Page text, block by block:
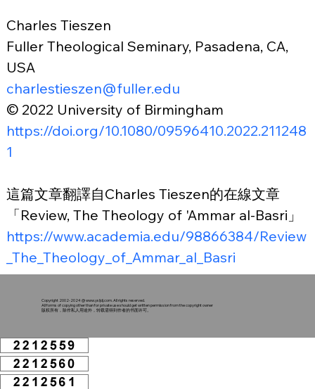
Charles Tieszen
Fuller Theological Seminary, Pasadena, CA,
USA
charlestieszen@fuller.edu
© 2022 University of Birmingham
https://doi.org/10.1080/09596410.2022.211248
1
這篇文章翻譯自Charles Tieszen的在線文章
「Review, The Theology of 'Ammar al-Basri」
https://www.academia.edu/98866384/Review
_The_Theology_of_Ammar_al_Basri
Copyright 2002-2024 @www.ysljdj.com. All rights reserved.
All forms of copying other than for private use should get written permission from the copyright owner
版权所有，除作私人用途外，转载需得到作者的书面许可。